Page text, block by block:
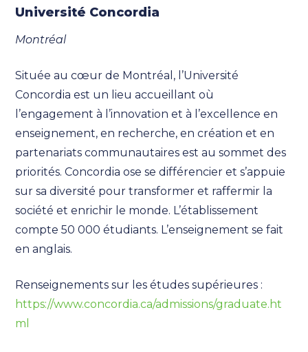
Université Concordia
Montréal
Située au cœur de Montréal, l’Université
Concordia est un lieu accueillant où
l’engagement à l’innovation et à l’excellence en
enseignement, en recherche, en création et en
partenariats communautaires est au sommet des
priorités. Concordia ose se différencier et s’appuie
sur sa diversité pour transformer et raffermir la
société et enrichir le monde. L’établissement
compte 50 000 étudiants. L’enseignement se fait
en anglais.
Renseignements sur les études supérieures :
https://www.concordia.ca/admissions/graduate.ht
ml